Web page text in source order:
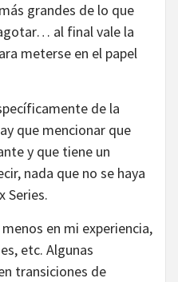
grandes de lo que
al final vale la
meterse en el papel
de la
que mencionar que
y que tiene un
nada que no se haya
Series.
en mi experiencia,
etc. Algunas
transiciones de